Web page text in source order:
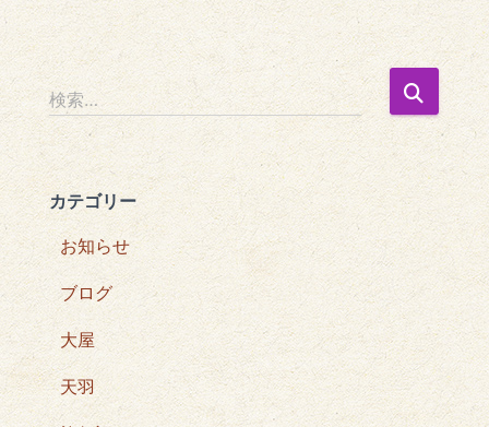
検
索
:
検索…
カテゴリー
お知らせ
ブログ
大屋
天羽